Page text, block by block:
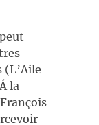
(L’Aile
la